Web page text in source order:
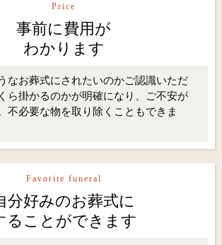
Price
事前に費用が
わかります
なお葬式にされたいのかご認識いただ
ら掛かるのかが明確になり、ご不安が
不必要な物を取り除くこともできま
Favorite funeral
分好みのお葬式に
ることができます